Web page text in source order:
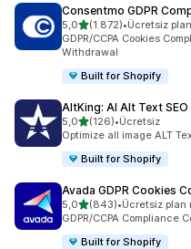
Consentmo GDPR
5,05 yıldız üzerinden
(1.872)
toplam 1872 değerlendirme
•Ücretsiz
GDPR/CCPA Cookies
Withdrawal
Built for Shopify
AltKing: AI Alt Text SEO
5,05 yıldız üzerinden
(126)
toplam 126 değerlendirme
•Ücretsiz
Optimize all image ALT
Built for Shopify
Avada GDPR Cookies
5,05 yıldız üzerinden
(843)
toplam 843 değerlendirme
•Ücretsiz plan
GDPR/CCPA Compliance
Built for Shopify